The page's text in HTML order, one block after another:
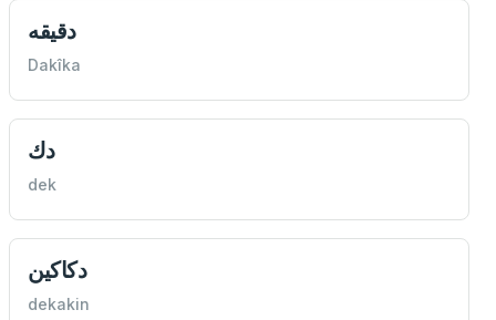
دقيقه
Dakîka
دك
dek
دكاكين
dekakin